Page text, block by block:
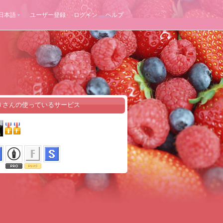
本語 ユーザー登録 ログイン ヘルプ
さんの使っているサービス